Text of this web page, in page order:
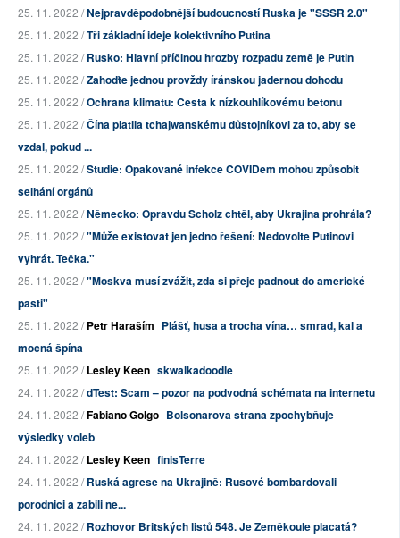
25. 11. 2022 /Nejpravděpodobnější budoucností Ruska je "SSSR 2.0"
25. 11. 2022 /Tři základní ideje kolektivního Putina
25. 11. 2022 /Rusko: Hlavní příčinou hrozby rozpadu země je Putin
25. 11. 2022 /Zahoďte jednou provždy íránskou jadernou dohodu
25. 11. 2022 /Ochrana klimatu: Cesta k nízkouhlíkovému betonu
25. 11. 2022 /Čína platila tchajwanskému důstojníkovi za to, aby se
vzdal, pokud ...
25. 11. 2022 /Studie: Opakované infekce COVIDem mohou způsobit
selhání orgánů
25. 11. 2022 /Německo: Opravdu Scholz chtěl, aby Ukrajina prohrála?
25. 11. 2022 /"Může existovat jen jedno řešení: Nedovolte Putinovi
vyhrát. Tečka."
25. 11. 2022 /"Moskva musí zvážit, zda si přeje padnout do americké
pasti"
25. 11. 2022 /Petr Haraším Plášť, husa a trocha vína… smrad, kal a
mocná špína
25. 11. 2022 /Lesley Keen skwalkadoodle
24. 11. 2022 /dTest: Scam – pozor na podvodná schémata na internetu
24. 11. 2022 /Fabiano Golgo Bolsonarova strana zpochybňuje
výsledky voleb
24. 11. 2022 /Lesley Keen finisTerre
24. 11. 2022 /Ruská agrese na Ukrajině: Rusové bombardovali
porodnici a zabili ne...
24. 11. 2022 /Rozhovor Britských listů 548. Je Zeměkoule placatá?